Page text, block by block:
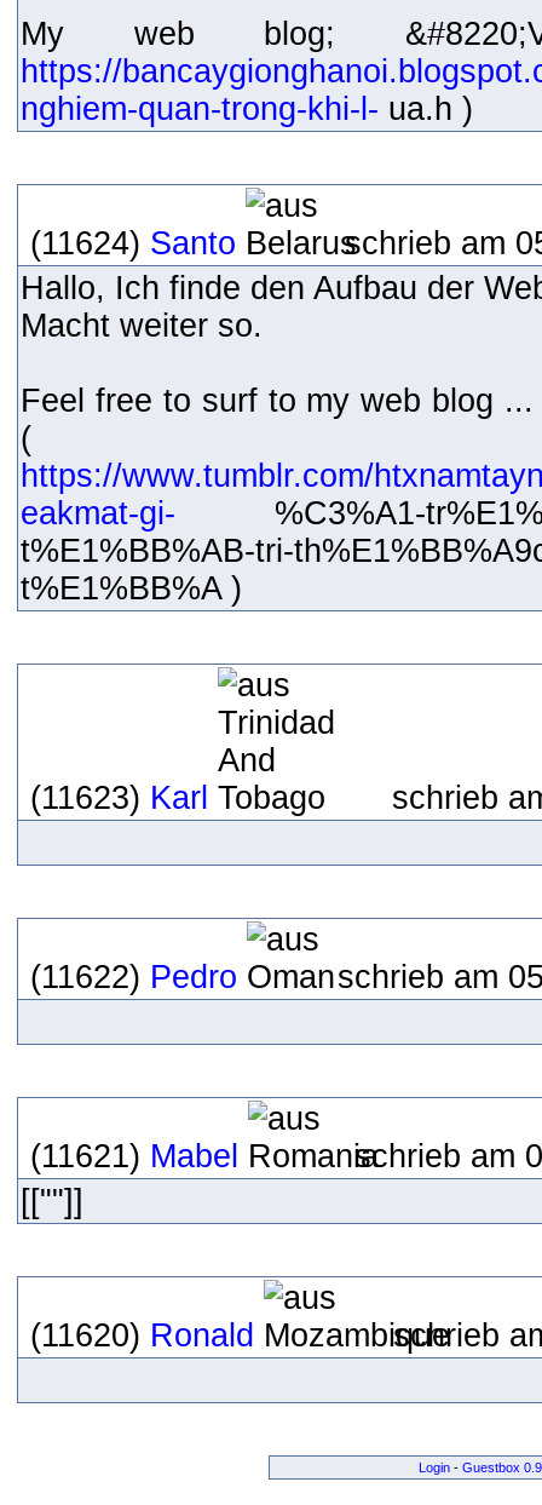
My web blog;
https://
nghiem-quan-trong-khi-l- ua.h )
(11624) Santo
schrieb am
Hallo, Ich finde den Aufbau der
Macht weiter so.
Feel free to surf to my web blog
(
https://www.tumblr.com/
eakmat-gi- %C3%A1-
t%E1%BB%AB-tri-
t%E1%BB%A )
(11623) Karl schrieb
(11622) Pedro schrieb am
(11621) Mabel
schrieb am
[[""]]
(11620) Ronald schrieb
Login -Guestbox